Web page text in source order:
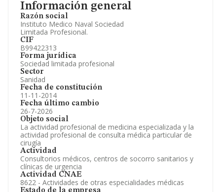
Información general
Razón social
Instituto Medico Naval Sociedad
Limitada Profesional.
CIF
B99422313
Forma jurídica
Sociedad limitada profesional
Sector
Sanidad
Fecha de constitución
11-11-2014
Fecha último cambio
26-7-2026
Objeto social
La actividad profesional de medicina especializada y la
actividad profesional de consulta médica particular de
cirugía
Actividad
Consultorios médicos, centros de socorro sanitarios y
clínicas de urgencia
Actividad CNAE
8622 - Actividades de otras especialidades médicas
Artículos de prensa publicados sobre la empresa.
Información oficial y registral complementaria.